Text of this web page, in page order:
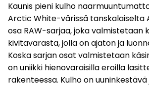
Kaunis pieni kulho
Arctic White-värissä tanskalaiselta
osa RAW-sarjaa, joka valmistetaan
kivitavarasta, jolla on ajaton ja
Koska sarjan osat valmistetaan
on uniikki hienovaraisilla ​​eroilla
rakenteessa. Kulho on